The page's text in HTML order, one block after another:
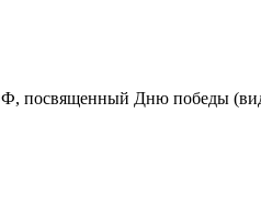
посвященный Дню победы